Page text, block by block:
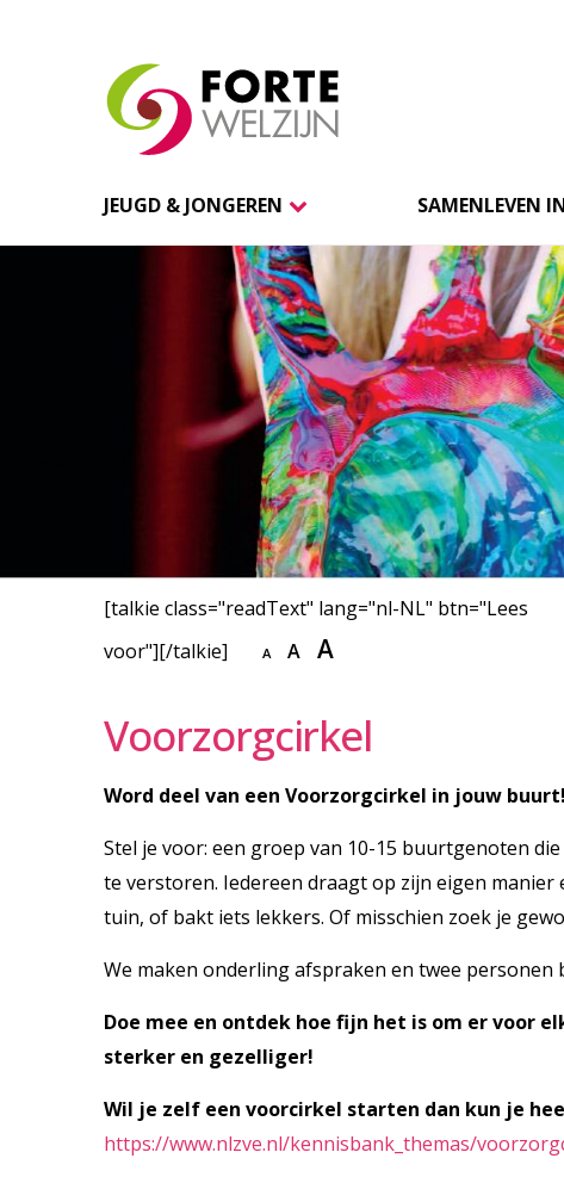
JEUGD & JONGEREN SAMENLEVEN
[talkie class="readText" lang="nl-NL" btn="Lees
voor"][/talkie]
A A A
Voorzorgcirkel
Word deel van een Voorzorgcirkel in jouw buurt!
Stel je voor: een groep van 10-15 buurtgenoten
te verstoren. Iedereen draagt op zijn eigen
tuin, of bakt iets lekkers. Of misschien zoek je
We maken onderling afspraken en twee
Doe mee en ontdek hoe fijn het is om er voor
sterker en gezelliger!
Wil je zelf een voorcirkel starten dan kun je
https://www.nlzve.nl/kennisbank_themas/